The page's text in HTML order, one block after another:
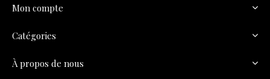
Mon compte
Catégories
À propos de nous